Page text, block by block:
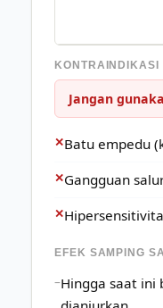
KONTRAINDIKASI
Jangan
✕Batu empedu
✕Gangguan
✕
EFEK SAMPING
Hingga saat ini